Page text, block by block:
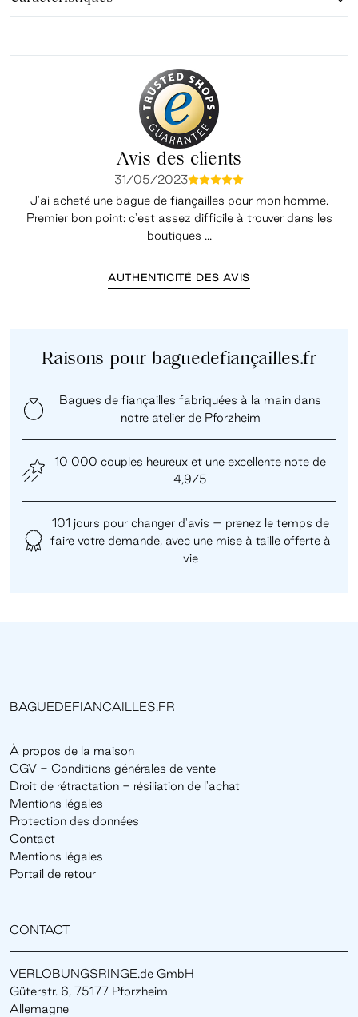
Avis des clients
31/05/2023mmmmm
J'ai acheté une bague de fiançailles pour mon homme.
Premier bon point: c'est assez difficile à trouver dans les
boutiques ...
AUTHENTICITÉ DES AVIS
Raisons pour baguedefiançailles.fr
Bagues de fiançailles fabriquées à la main dans
notre atelier de Pforzheim
10 000 couples heureux et une excellente note de
4,9/5
101 jours pour changer d'avis – prenez le temps de
faire votre demande, avec une mise à taille offerte à
vie
BAGUEDEFIANCAILLES.FR
À propos de la maison
CGV - Conditions générales de vente
Droit de rétractation - résiliation de l'achat
Mentions légales
Protection des données
Contact
Mentions légales
Portail de retour
CONTACT
VERLOBUNGSRINGE.de GmbH
Güterstr. 6, 75177 Pforzheim
Allemagne